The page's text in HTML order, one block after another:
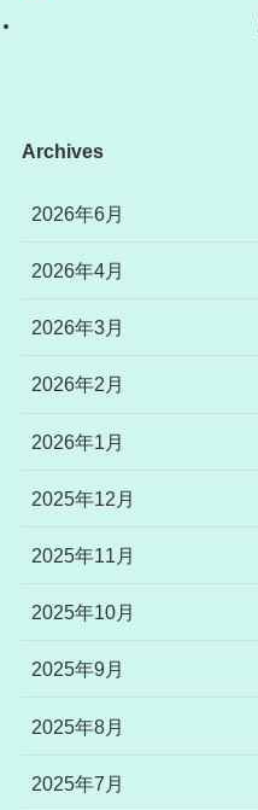
Archives
2026年6月
2026年4月
2026年3月
2026年2月
2026年1月
2025年12月
2025年11月
2025年10月
2025年9月
2025年8月
2025年7月